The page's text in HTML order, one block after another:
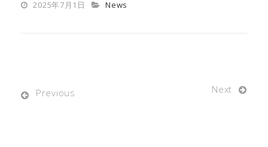
2025年7月1日 News
Previous Next